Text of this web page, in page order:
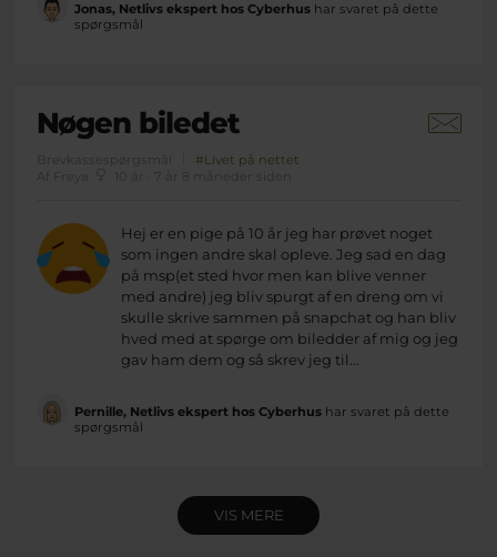
Jonas, Netlivs ekspert hos Cyberhushar svaret på dette
spørgsmål
Nøgen biledet
Brevkassespørgsmål
#Livet på nettet
Af Freya
Hej er en pige på 10 år jeg har prøvet noget
som ingen andre skal opleve. Jeg sad en dag
på msp(et sted hvor men kan blive venner
med andre) jeg bliv spurgt af en dreng om vi
skulle skrive sammen på snapchat og han bliv
hved med at spørge om biledder af mig og jeg
gav ham dem og så skrev jeg til...
Pernille, Netlivs ekspert hos Cyberhushar svaret på dette
spørgsmål
VIS MERE